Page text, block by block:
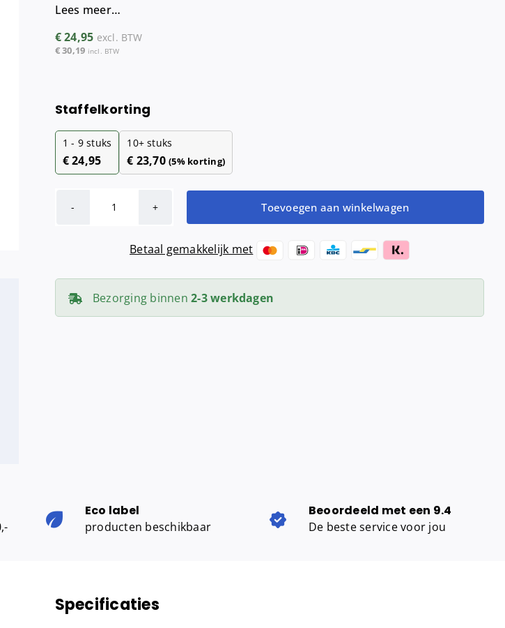
Lees meer…
€24,95 excl. BTW
€30,19 incl. BTW
Staffelkorting
1 - 9stuks
€24,95
10+ stuks
€ 23,70 (5% korting)
QuartzLine
toiletroldispenser
Doprollen
Toevoegen aan winkelwagen
Betaal gemakkelijk met
Bezorging binnen2-3 werkdagen
Eco label
producten beschikbaar
Beoordeeld met een 9.4
De beste service voor jou
Specificaties